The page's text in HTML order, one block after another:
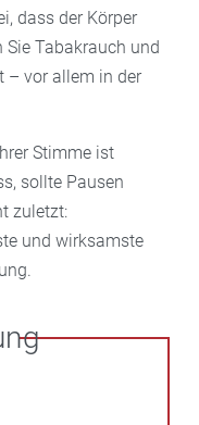
dass der Körper
Sie Tabakrauch und
– vor allem in der
Stimme ist
sollte Pausen
zuletzt:
und wirksamste